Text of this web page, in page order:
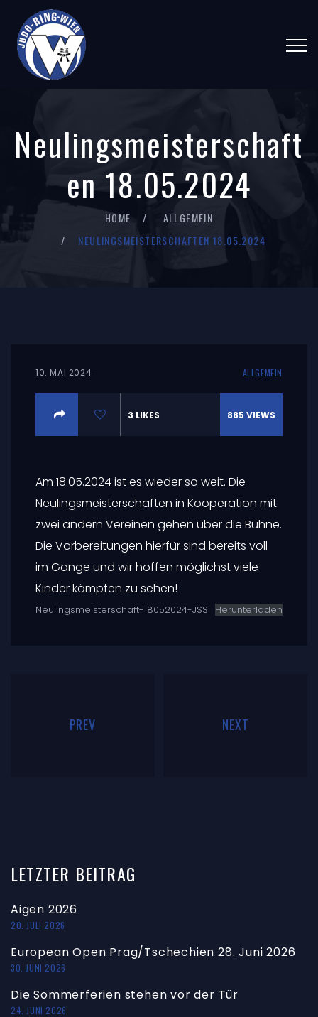
Neulingsmeisterschaft
en 18.05.2024
HOME
ALLGEMEIN
NEULINGSMEISTERSCHAFTEN 18.05.2024
10. MAI 2024 ALLGEMEIN
3 LIKES 885 VIEWS
Am 18.05.2024 ist es wieder so weit. Die
Neulingsmeisterschaften in Kooperation mit
zwei andern Vereinen gehen über die Bühne.
Die Vorbereitungen hierfür sind bereits voll
im Gange und wir hoffen möglichst viele
Kinder kämpfen zu sehen!
Neulingsmeisterschaft-18052024-JSS Herunterladen
PREV NEXT
LETZTER BEITRAG
Aigen 2026
20. JULI 2026
European Open Prag/Tschechien 28. Juni 2026
30. JUNI 2026
Die Sommerferien stehen vor der Tür
24. JUNI 2026